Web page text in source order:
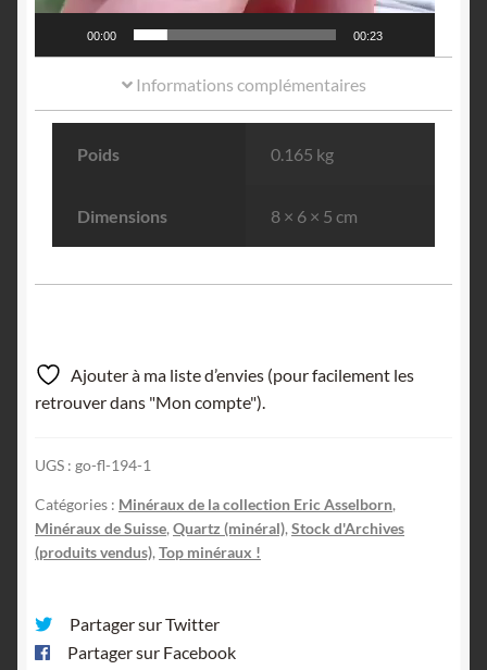
00:00 00:23
Informations complémentaires
Poids 0.165 kg
Dimensions 8 × 6 × 5 cm
Ajouter à ma liste d’envies (pour facilement les
retrouver dans "Mon compte").
UGS : go-fl-194-1
Catégories : Minéraux de la collection Eric Asselborn,
Minéraux de Suisse, Quartz (minéral), Stock d'Archives
(produits vendus), Top minéraux !
Partager sur Twitter
Partager sur Facebook